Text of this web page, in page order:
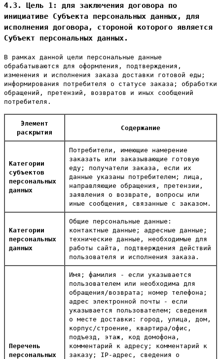
4.3. Цель 1: для заключения договора по
инициативе Субъекта персональных данных, для
исполнения договора, стороной которого является
Субъект персональных данных.
В рамках данной цели персональные данные
обрабатываются для оформления, подтверждения,
изменения и исполнения заказа доставки готовой еды;
информирования потребителя о статусе заказа; обработки
обращений, претензий, возвратов и иных сообщений
потребителя.
Элемент
раскрытия
Содержание
Категории
субъектов
персональных
данных
Потребители, имеющие намерение
заказать или заказывающие готовую
еду; получатели заказа, если их
данные указаны потребителем; лица,
направляющие обращения, претензии,
заявления о возврате, вопросы или
иные сообщения, связанные с заказом.
Категории
персональных
данных
Общие персональные данные:
контактные данные; адресные данные;
технические данные, необходимые для
работы сайта, подтверждения действий
пользователя и исполнения заказа.
Перечень
персональных
Имя; фамилия - если указывается
пользователем или необходима для
обращения/возврата; номер телефона;
адрес электронной почты - если
указывается пользователем; сведения
о месте доставки: город, улица, дом,
корпус/строение, квартира/офис,
подъезд, этаж, код домофона,
комментарий к адресу; комментарий к
заказу; IP-адрес, сведения о